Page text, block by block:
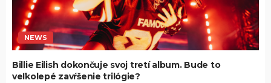
NEWS
Billie Eilish dokončuje svoj tretí album. Bude to
veľkolepé zavŕšenie trilógie?